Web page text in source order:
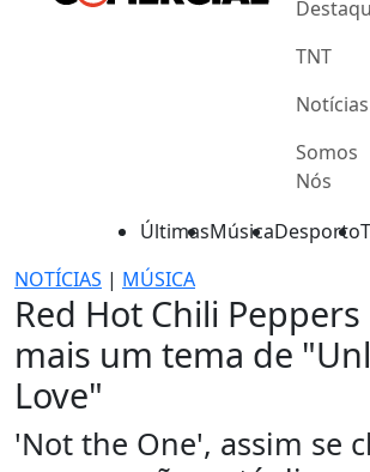
TNT
Notícias
Somos
Nós
ÚltimasMúsicaDesporto
NOTÍCIAS | MÚSICA
Red Hot Chili
mais um tema de
Love"
'Not the One', assim se